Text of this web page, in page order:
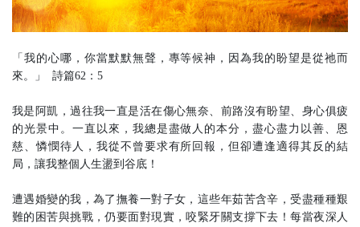
「我的心哪，你當默默無聲，專等候神，因為我的盼望是從祂而
來。」 詩篇62：5
我是阿凱，過往我一直是活在傷心無奈、前路沒有盼望、身心俱疲
的光景中。一直以來，我總是盡做人的本分，盡心盡力以善、恩
慈、憐憫待人，我從不曾要求有所回報，但卻遭逢適得其反的結
局，讓我整個人生盪到谷底！
遭遇婚變的我，為了撫養一對子女，這些年茹苦含辛，受盡種種艱
難的困苦與挑戰，仍要面對現實，咬緊牙關支撐下去！每當夜深人